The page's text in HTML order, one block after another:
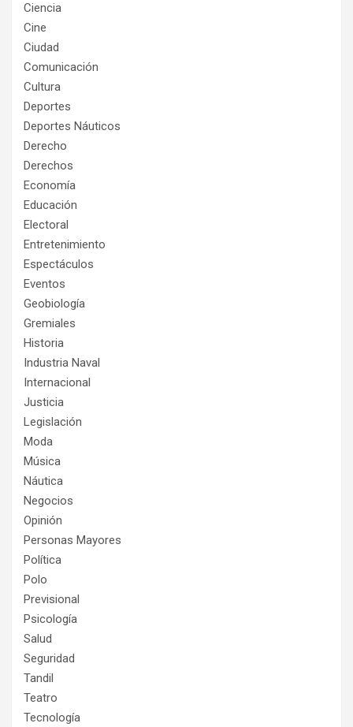
Ciencia
Cine
Ciudad
Comunicación
Cultura
Deportes
Deportes Náuticos
Derecho
Derechos
Economía
Educación
Electoral
Entretenimiento
Espectáculos
Eventos
Geobiología
Gremiales
Historia
Industria Naval
Internacional
Justicia
Legislación
Moda
Música
Náutica
Negocios
Opinión
Personas Mayores
Política
Polo
Previsional
Psicología
Salud
Seguridad
Tandil
Teatro
Tecnología